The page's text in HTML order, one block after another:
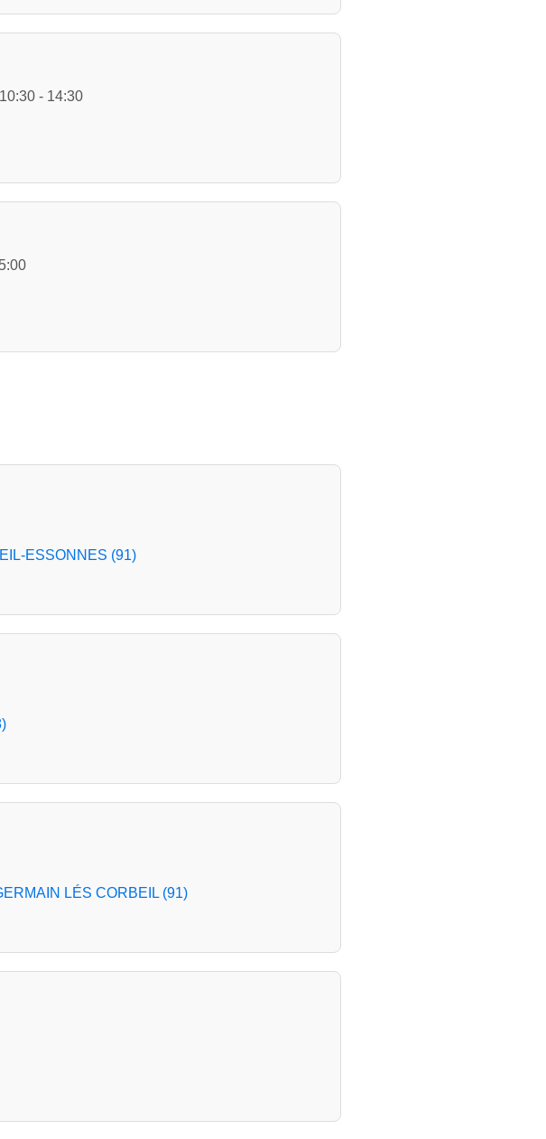
10:30 - 14:30
ESSONNES (91)
LÉS CORBEIL (91)